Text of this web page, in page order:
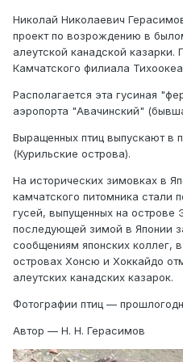
Николай Николаевич
проект по возрождению в
алеутской канадской
Камчатского филиала
Располагается эта гусиная
аэропорта "Авачинский"
Выращенных птиц выпускают в
(Курильские острова).
На исторических зимовках в
камчатского питомника стали
гусей, выпущенных на острове
последующей зимой в Японии
сообщениям японских коллег,
островах Хонсю и Хоккайдо
алеутских канадских казарок.
Фотографии птиц —
Автор — Н. Н. Герасимов